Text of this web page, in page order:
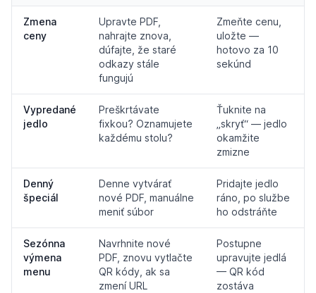
Zmena
ceny
Upravte PDF,
nahrajte znova,
dúfajte, že staré
odkazy stále
fungujú
Zmeňte cenu,
uložte —
hotovo za 10
sekúnd
Vypredané
jedlo
Preškrtávate
fixkou? Oznamujete
každému stolu?
Ťuknite na
„skryť“ — jedlo
okamžite
zmizne
Denný
špeciál
Denne vytvárať
nové PDF, manuálne
meniť súbor
Pridajte jedlo
ráno, po službe
ho odstráňte
Sezónna
výmena
menu
Navrhnite nové
PDF, znovu vytlačte
QR kódy, ak sa
zmení URL
Postupne
upravujte jedlá
— QR kód
zostáva